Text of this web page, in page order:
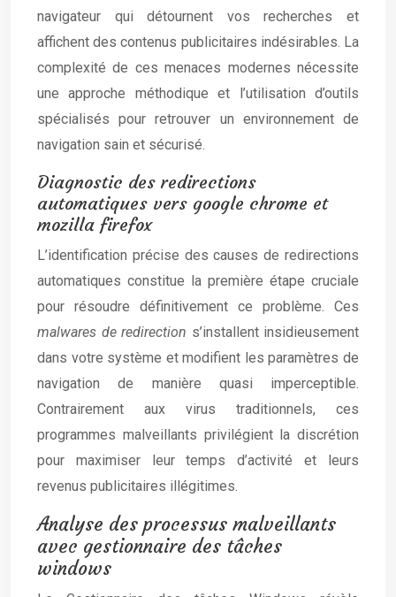
navigateur qui détournent vos recherches et
affichent des contenus publicitaires indésirables. La
complexité de ces menaces modernes nécessite
une approche méthodique et l’utilisation d’outils
spécialisés pour retrouver un environnement de
navigation sain et sécurisé.
Diagnostic des redirections
automatiques vers google chrome et
mozilla firefox
L’identification précise des causes de redirections
automatiques constitue la première étape cruciale
pour résoudre définitivement ce problème. Ces
malwares de redirection s’installent insidieusement
dans votre système et modifient les paramètres de
navigation de manière quasi imperceptible.
Contrairement aux virus traditionnels, ces
programmes malveillants privilégient la discrétion
pour maximiser leur temps d’activité et leurs
revenus publicitaires illégitimes.
Analyse des processus malveillants
avec gestionnaire des tâches
windows